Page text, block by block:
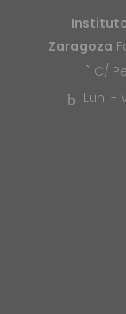
Zaragoza
C/
Lun. -